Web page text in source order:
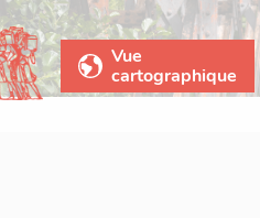
Vue
cartographique